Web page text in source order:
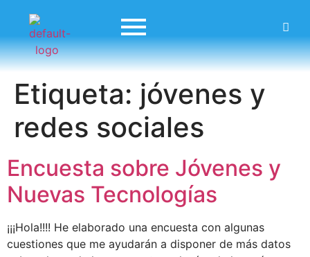
Etiqueta: jóvenes y
redes sociales
Encuesta sobre Jóvenes y
Nuevas Tecnologías
¡¡¡Hola!!!! He elaborado una encuesta con algunas
cuestiones que me ayudarán a disponer de más datos